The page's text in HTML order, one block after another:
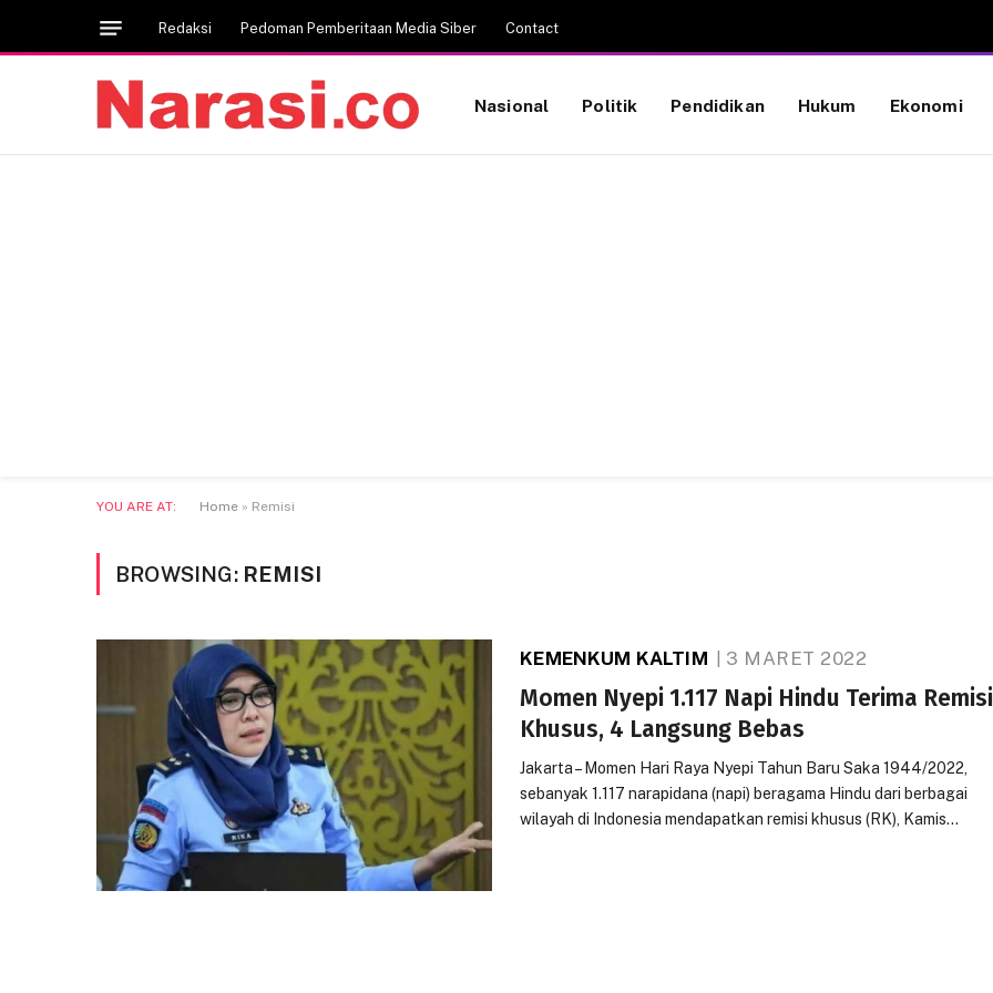
Redaksi Pedoman Pemberitaan Media Siber Contact
Nasional Politik Pendidikan Hukum Ekonomi
YOU ARE AT: Home » Remisi
BROWSING: REMISI
KEMENKUM KALTIM 3 MARET 2022
Momen Nyepi 1.117 Napi Hindu Terima Remisi
Khusus, 4 Langsung Bebas
Jakarta – Momen Hari Raya Nyepi Tahun Baru Saka 1944/2022,
sebanyak 1.117 narapidana (napi) beragama Hindu dari berbagai
wilayah di Indonesia mendapatkan remisi khusus (RK), Kamis…